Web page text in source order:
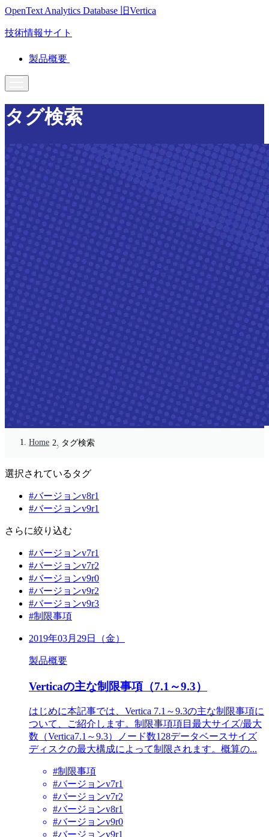
OpenText Analytics Database 旧Vertica
技術情報サイト
製品概要
タグ検索
Home タグ検索
選択されているタグ
#バージョンv8r1
#バージョンv9r1
さらに絞り込む
#バージョンv7r1
#バージョンv7r2
#バージョンv9r0
#バージョンv9r2
#バージョンv9r3
#制限事項
2019年03月29日（金）
製品概要
Verticaの主な制限事項（7.1～9.3）
はじめに本記事では、Vertica 7.1～9.3の主な制限事項に
ついて、ご紹介します。制限事項項目最大サイズ/最大
数（Vertica7.1～9.3）ノード数128データベースサイズ
ディスクの最大構成によって制限されます。概算の...
#制限事項
#バージョンv7r1
#バージョンv7r2
#バージョンv8r1
#バージョンv9r0
#バージョンv9r1